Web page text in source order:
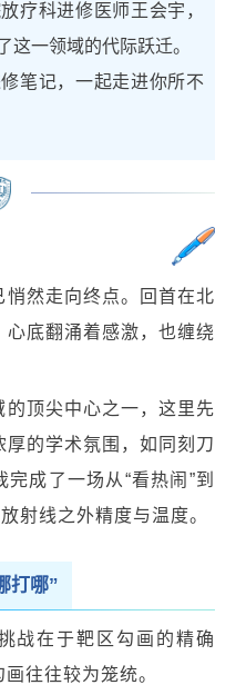
疗科进修医师王会宇，
这一领域的代际跃迁。
笔记，一起走进你所不
然走向终点。回首在北
底翻涌着感激，也缠绕
顶尖中心之一，这里先
的学术氛围，如同刻刀
完成了一场从“看热闹”到
射线之外精度与温度。
打哪”
战在于靶区勾画的精确
往往较为笼统。